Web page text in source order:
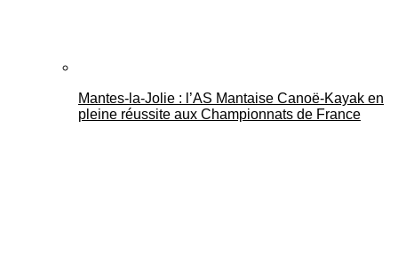
Mantes-la-Jolie : l’AS Mantaise Canoë‑Kayak en
pleine réussite aux Championnats de France